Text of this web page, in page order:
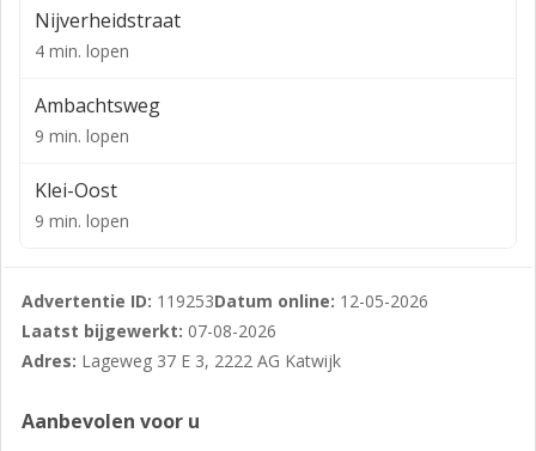
KADASTRALE GEGEVENS
Gemeente Katwijk, sectie C, nummer 4041 A59.
VOORZIENINGEN
De bedrijfsunit is voorzien van een elektrisch
bedienbare overheaddeur met geïntegreerde
loopdeur, elektra (1 fase aansluiting), water. Er is geen
PARKEREN
Vrij parkeren op het naastgelegen parkeerterrein van
BESTEMMING
Nijverheidstraat
4 min. lopen
Ambachtsweg
9 min. lopen
Klei-Oost
9 min. lopen
Advertentie ID: 119253Datum online: 12-05-2026
Laatst bijgewerkt: 07-08-2026
Adres: Lageweg 37 E 3, 2222 AG Katwijk
Aanbevolen voor u